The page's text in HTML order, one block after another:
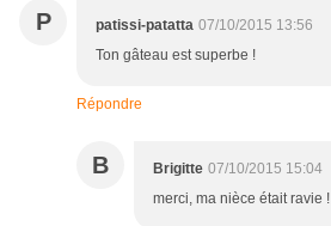
P patissi-patatta 07/10/2015 13:56
Ton gâteau est superbe !
Répondre
B Brigitte 07/10/2015 15:04
merci, ma nièce était ravie !